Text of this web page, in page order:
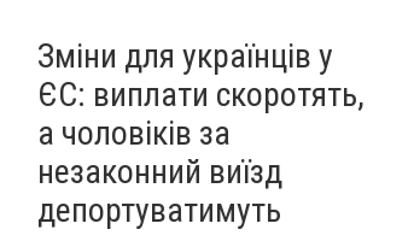
Зміни для українців у
ЄС: виплати скоротять,
а чоловіків за
незаконний виїзд
депортуватимуть